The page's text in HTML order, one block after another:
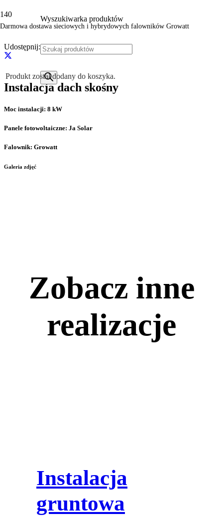
Darmowa dostawa sieciowych i hybrydowych falowników Growatt
Wyszukiwarka produktów
Produkt został dodany do koszyka.
Realizacja
Udostępnij:
Instalacja dach skośny
Moc instalacji: 8 kW
Panele fotowoltaiczne: Ja Solar
Falownik: Growatt
Galeria zdjęć
Zobacz inne
realizacje
Instalacja
gruntowa